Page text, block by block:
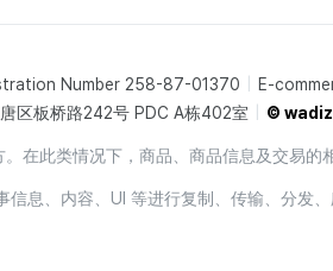
Number 258-87-01370 E-
区板桥路242号 PDC A栋402室 ©
在此类情况下，商品、商品信息及交易的
息、内容、UI 等进行复制、传输、分发、